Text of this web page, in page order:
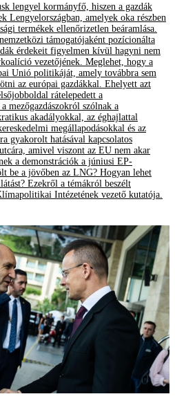
lengyel kormányfő, hiszen a gazdák
Lengyelországban, amelyek oka részben
termékek ellenőrizetlen beáramlása.
támogatójaként pozícionálta
érdekeit figyelmen kívül hagyni nem
vezetőjének. Meglehet, hogy a
Unió politikáját, amely továbbra sem
az európai gazdákkal. Ehelyett azt
rátelepedett a
mezőgazdászokról szólnak a
akadályokkal, az éghajlattal
megállapodásokkal és az
gyakorolt hatásával kapcsolatos
amivel viszont az EU nem akar
a demonstrációk a júniusi EP-
be a jövőben az LNG? Hogyan lehet
Ezekről a témákról beszélt
Intézetének vezető kutatója.